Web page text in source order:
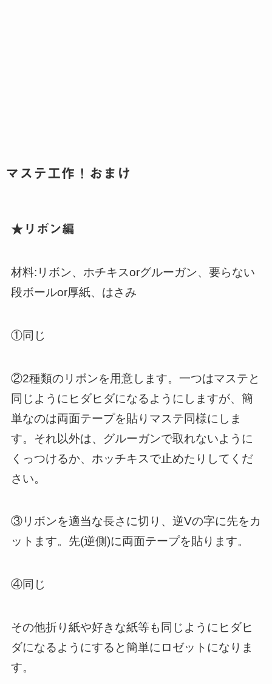
マステ工作！おまけ
★リボン編
材料:リボン、ホチキスorグルーガン、要らない
段ボールor厚紙、はさみ
①同じ
②2種類のリボンを用意します。一つはマステと
同じようにヒダヒダになるようにしますが、簡
単なのは両面テープを貼りマステ同様にしま
す。それ以外は、グルーガンで取れないように
くっつけるか、ホッチキスで止めたりしてくだ
さい。
③リボンを適当な長さに切り、逆Vの字に先をカ
ットます。先(逆側)に両面テープを貼ります。
④同じ
その他折り紙や好きな紙等も同じようにヒダヒ
ダになるようにすると簡単にロゼットになりま
す。